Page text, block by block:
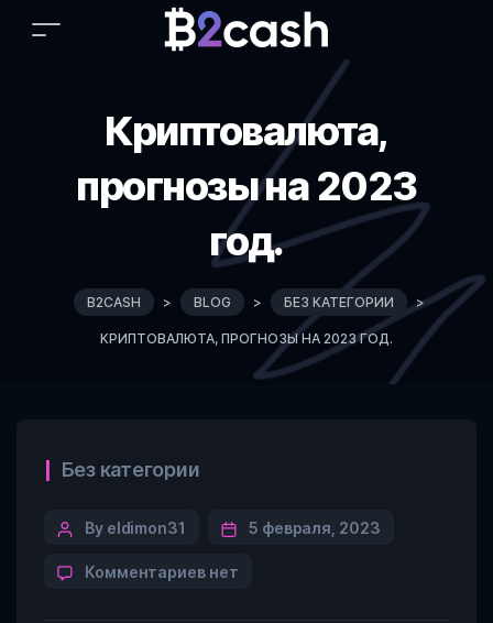
Криптовалюта,
прогнозы на 2023
год.
B2CASH > BLOG > БЕЗ КАТЕГОРИИ >
КРИПТОВАЛЮТА, ПРОГНОЗЫ НА 2023 ГОД.
Categories
Без категории
PostBy eldimon31 5 февраля, 2023
Комментариев кнет